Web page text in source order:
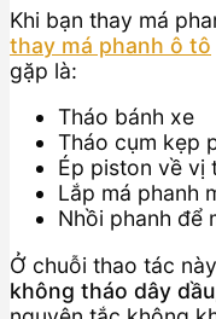
Khi bạn thay má
thay má phanh ô tô
gặp là:
Tháo bánh xe
Tháo cụm kẹp
Ép piston về vị
Lắp má phanh
Nhồi phanh để
Ở chuỗi thao tác
không tháo dây dầu